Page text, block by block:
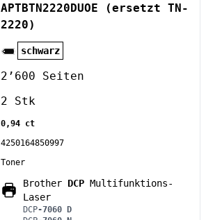
APTBTN2220DUOE
(ersetzt TN-
2220)
schwarz
2’600 Seiten
2 Stk
0,94 ct
4250164850997
Toner
Brother DCP Multifunktions-
Laser
DCP-7060 D